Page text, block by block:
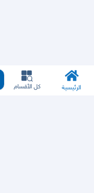
الرئيسية كل الأقسام